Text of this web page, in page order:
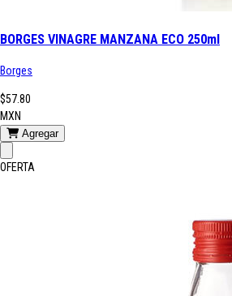
BORGES VINAGRE MANZANA ECO 250ml
Borges
$57.80
MXN
Agregar
OFERTA